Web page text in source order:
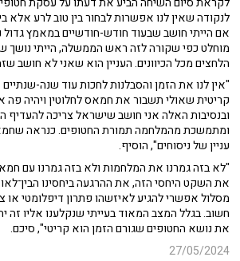
לנקודה שאין לנו אפשרות לבחור בין טוב לרע אלא
אם הייתי חושב שבעוד חודש-חודשיים במאמץ גדול
מוחלט כפי שקורה לזה ראש הממשלה, הייתי נושך
הלחצים מכל הכיוונים. העניין הוא שאני לא חושב
"אין לנו את הזמן והסבלנות לחכות עוד שנה-
קריטית שאולי תשבור את חמאס לחלוטין ויהיה פה
ובנסיבות האלה אני חושב שישראל צריכה
ומתמשכת מהמלחמה תמורת החטופים. כנראה
עניין של ניסוחים", הוסיף.
"לא בזה גמרנו את המלחמות ולא בזה גמרנו עם
את השקט היחסי הזה, את ההרגעה ביחסינו
מסלול אפשרי להגיע לאיזשהו פתרון דיפלומטי או
חשוב. בגלל המצב המאוד בעייתי שנקלענו אליו זה
את נושא החטופים שגורם הזמן הוא קריטי", סיכם.
27/05/2024